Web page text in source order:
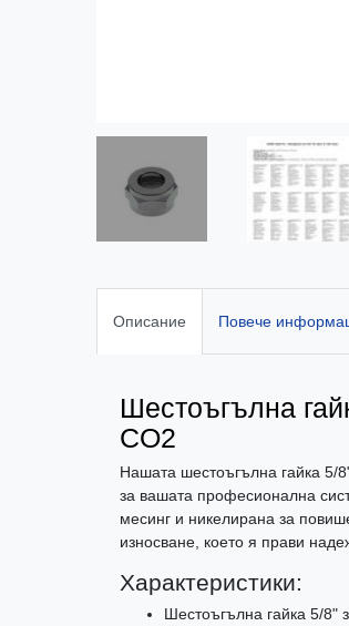
Описание Повече
Шестоъгълна
CO2
Нашата шестоъгълна гайка 5/
за вашата професионална
месинг и никелирана за
износване, което я прави
Характеристики:
Шестоъгълна гайка 5/8"